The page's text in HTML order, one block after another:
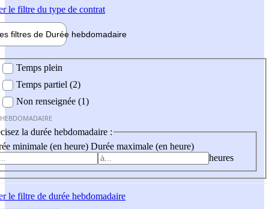
le filtre du type de contrat
filtres de Durée hebdomadaire
Temps plein
Temps partiel (2)
Non renseignée (1)
la durée hebdomadaire :
minimale (en heure) Durée maximale (en heure)
heures
le filtre de durée hebdomadaire